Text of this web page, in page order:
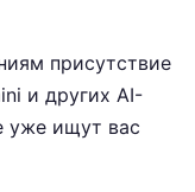
присутствие
и других AI-
уже ищут вас